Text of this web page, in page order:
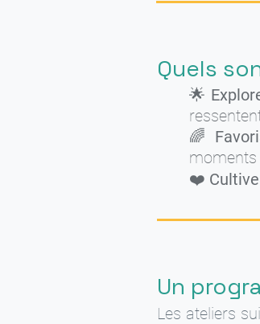
Quels
🌟
🌈
moments
❤️
Un
Les ateliers